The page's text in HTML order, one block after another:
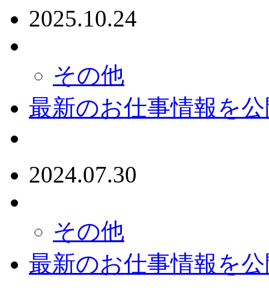
2025.10.24
その他
最新のお仕事情報を
2024.07.30
その他
最新のお仕事情報を